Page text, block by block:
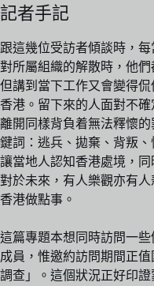
記者手記
跟這幾位受訪者傾談時，
對所屬組織的解散時，他
但講到當下工作又會變得
香港。留下來的人面對不
離開同樣背負着無法釋懷
鍵詞：逃兵、拋棄、背叛
讓當地人認知香港處境，
對於未來，有人樂觀亦有
香港做點事。
這篇專題本想同時訪問一
成員，惟邀約訪問期間正
調查」。這個狀況正好印